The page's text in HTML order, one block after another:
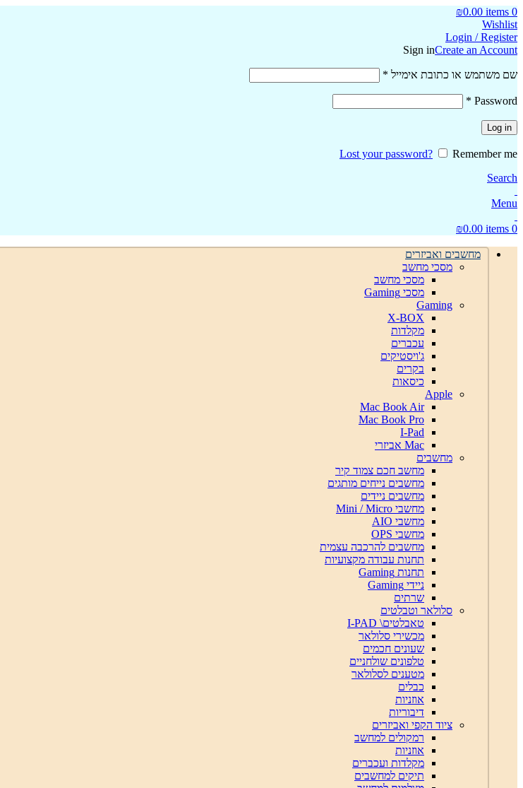
0
items
₪0.00
Wishlist
Login / Register
Sign inCreate an Account
שם משתמש או כתובת אימייל *
Password
*
Log in
Lost your password?
Remember me
Search
Menu
0
items
₪0.00
מחשבים ואביזרים
מסכי מחשב
מסכי מחשב
מסכי Gaming
Gaming
X-BOX
מקלדות
עכברים
ג'ויסטיקים
בקרים
כיסאות
Apple
Mac Book Air
Mac Book Pro
I-Pad
Mac אביזרי
מחשבים
מחשב חכם צמוד קיר
מחשבים נייחים מותגים
מחשבים ניידים
מחשבי Mini / Micro
מחשבי AIO
מחשבי OPS
מחשבים להרכבה עצמית
תחנות עבודה מקצועיות
תחנות Gaming
ניידי Gaming
שרתים
סלולאר וטבלטים
טאבלטים\ I-PAD
מכשירי סלולאר
שעונים חכמים
טלפונים שולחניים
מטענים לסלולאר
כבלים
אוזניות
דיבוריות
ציוד הקפי ואביזרים
רמקולים למחשב
אוזניות
מקלדות ועכברים
תיקים למחשבים